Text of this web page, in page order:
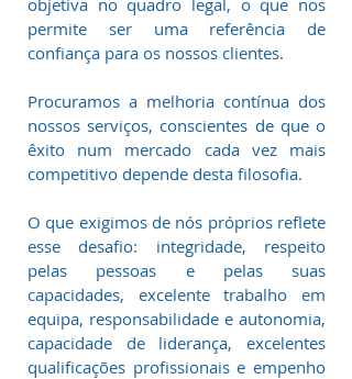
objetiva no quadro legal, o que nos
permite ser uma referência de
confiança para os nossos clientes.
Procuramos a melhoria contínua dos
nossos serviços, conscientes de que o
êxito num mercado cada vez mais
competitivo depende desta filosofia.
O que exigimos de nós próprios reflete
esse desafio: integridade, respeito
pelas pessoas e pelas suas
capacidades, excelente trabalho em
equipa, responsabilidade e autonomia,
capacidade de liderança, excelentes
qualificações profissionais e empenho